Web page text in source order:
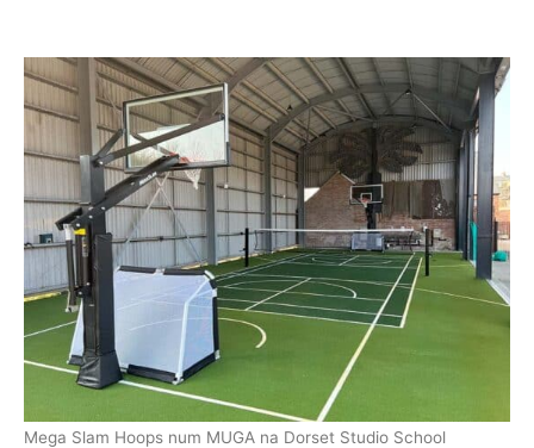
Mega Slam Hoops num MUGA na Dorset Studio School